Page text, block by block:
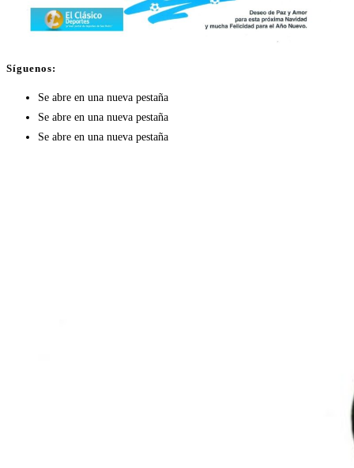
Síguenos:
Se abre en una nueva pestaña
Se abre en una nueva pestaña
Se abre en una nueva pestaña